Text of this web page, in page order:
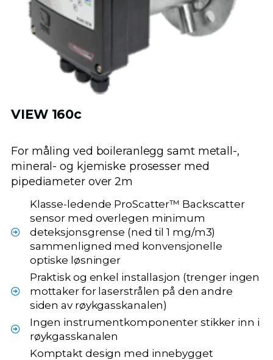
VIEW 160c
For måling ved boileranlegg samt metall-,
mineral- og kjemiske prosesser med
pipediameter over 2m
Klasse-ledende ProScatter™ Backscatter
sensor med overlegen minimum
deteksjonsgrense (ned til 1 mg/m3)
sammenligned med konvensjonelle
optiske løsninger
Praktisk og enkel installasjon (trenger ingen
mottaker for laserstrålen på den andre
siden av røykgasskanalen)
Ingen instrumentkomponenter stikker inn i
røykgasskanalen
Komptakt design med innebygget